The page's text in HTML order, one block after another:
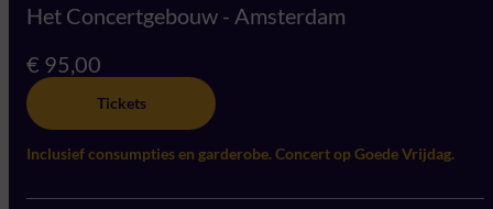
Het Concertgebouw - Amsterdam
€ 95,00
Tickets
Inclusief consumpties en garderobe. Concert op Goede Vrijdag.